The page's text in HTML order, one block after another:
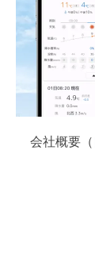
会社概要（